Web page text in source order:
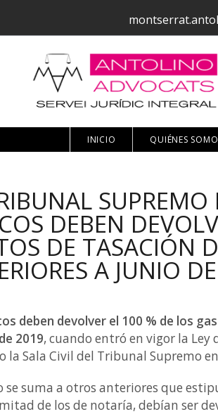
INICIO QUIÉNES
DEBEN
DE TASACIÓN
A JUNIO
deben devolver el 100 % de los
2019, cuando entró en vigor la
la Sala Civil del Tribunal Supremo
se suma a otros anteriores que
de los de notaría, debían ser